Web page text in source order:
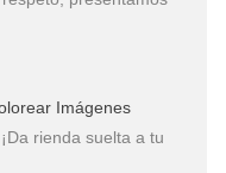
Imágenes
rienda suelta a tu